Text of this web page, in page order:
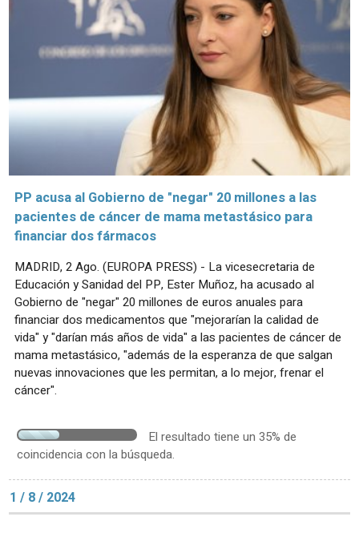
PP acusa al Gobierno de "negar" 20 millones a las
pacientes de cáncer de mama metastásico para
financiar dos fármacos
MADRID, 2 Ago. (EUROPA PRESS) - La vicesecretaria de
Educación y Sanidad del PP, Ester Muñoz, ha acusado al
Gobierno de "negar" 20 millones de euros anuales para
financiar dos medicamentos que "mejorarían la calidad de
vida" y "darían más años de vida" a las pacientes de cáncer de
mama metastásico, "además de la esperanza de que salgan
nuevas innovaciones que les permitan, a lo mejor, frenar el
cáncer".
El resultado tiene un 35% de
coincidencia con la búsqueda.
1 / 8 / 2024